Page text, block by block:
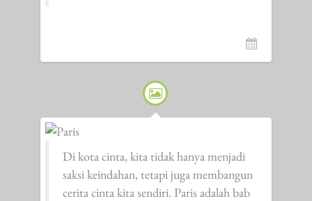
Di kota cinta, kita tidak hanya menjadi
saksi keindahan, tetapi juga membangun
cerita cinta kita sendiri. Paris adalah bab